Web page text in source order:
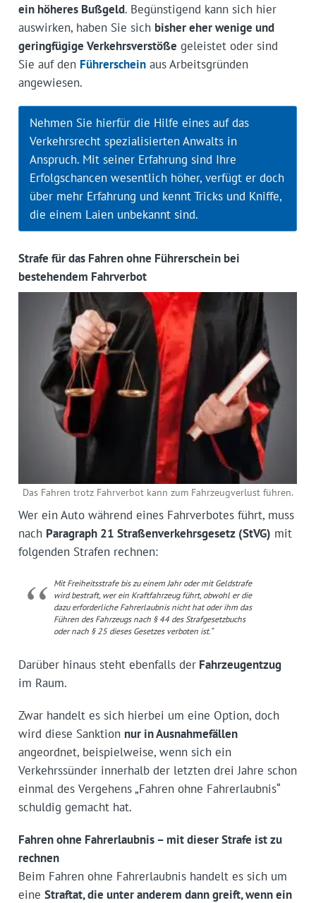
ein höheres Bußgeld. Begünstigend kann sich hier
auswirken, haben Sie sich bisher eher wenige und
geringfügige Verkehrsverstöße geleistet oder sind
Sie auf den Führerscheinaus Arbeitsgründen
angewiesen.
Nehmen Sie hierfür die Hilfe eines auf das
Verkehrsrecht spezialisierten Anwalts in
Anspruch. Mit seiner Erfahrung sind Ihre
Erfolgschancen wesentlich höher, verfügt er doch
über mehr Erfahrung und kennt Tricks und Kniffe,
die einem Laien unbekannt sind.
Strafe für das Fahren ohne Führerschein bei
bestehendem Fahrverbot
Das Fahren trotz Fahrverbot kann zum Fahrzeugverlust führen.
Wer ein Auto während eines Fahrverbotes führt, muss
nach Paragraph 21 Straßenverkehrsgesetz (StVG) mit
folgenden Strafen rechnen:
Mit Freiheitsstrafe bis zu einem Jahr oder mit Geldstrafe
wird bestraft, wer ein Kraftfahrzeug führt, obwohl er die
dazu erforderliche Fahrerlaubnis nicht hat oder ihm das
Führen des Fahrzeugs nach § 44 des Strafgesetzbuchs
oder nach § 25 dieses Gesetzes verboten ist.“
Darüber hinaus steht ebenfalls derFahrzeugentzug
im Raum.
Zwar handelt es sich hierbei um eine Option, doch
wird diese Sanktion nur in Ausnahmefällen
angeordnet, beispielweise, wenn sich ein
Verkehrssünder innerhalb der letzten drei Jahre schon
einmal des Vergehens „Fahren ohne Fahrerlaubnis“
schuldig gemacht hat.
Fahren ohne Fahrerlaubnis – mit dieser Strafe ist zu
rechnen
Beim Fahren ohne Fahrerlaubnis handelt es sich um
eine Straftat, die unter anderem dann greift, wenn ein